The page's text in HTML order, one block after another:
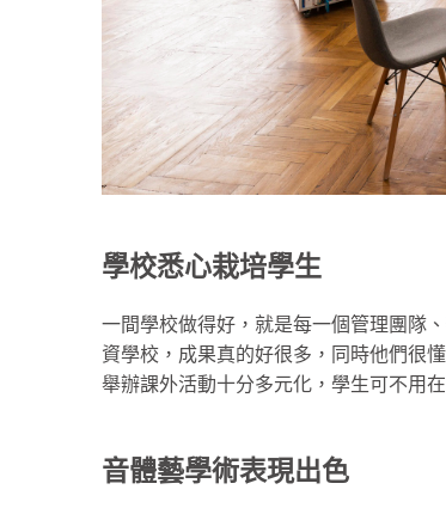
學校悉心栽培學生
一間學校做得好，就是每一個管理團隊
資學校，成果真的好很多，同時他們很
舉辦課外活動十分多元化，學生可不用
音體藝學術表現出色